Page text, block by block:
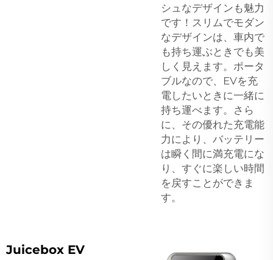
シュなデザインも魅力
です！スリムでモダン
なデザインは、車内で
も持ち運ぶときでも美
しく見えます。ポータ
ブルなので、EVを充
電したいときに一緒に
持ち運べます。さら
に、その優れた充電能
力により、バッテリー
は瞬く間に満充電にな
り、すぐに楽しい時間
を戻すことができま
す。
Juicebox EV